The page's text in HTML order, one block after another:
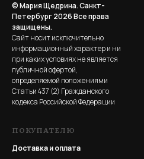
© Мария Щедрина. Санкт-
Петербург 2026Все права
защищены.
Сайт носит исключительно
информационный характер и ни
при каких условиях не является
публичной офертой,
определяемой положениями
Статьи 437 (2) Гражданского
кодекса Российской Федерации
ПОКУПАТЕЛЮ
Доставка и оплата